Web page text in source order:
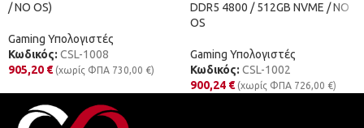
/ NO OS)
Gaming Υπολογιστές
Κωδικός: CSL-1008
905,20 € (χωρίς ΦΠΑ 730,00 €)
DDR5 4800 / 512GB NVME / NO
OS
Gaming Υπολογιστές
Κωδικός: CSL-1002
900,24 € (χωρίς ΦΠΑ 726,00 €)